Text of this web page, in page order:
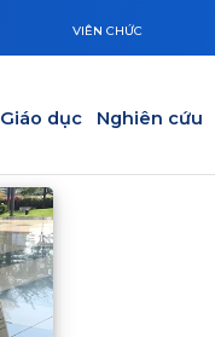
VIÊN CHỨC
Giáo dục Nghiên cứu